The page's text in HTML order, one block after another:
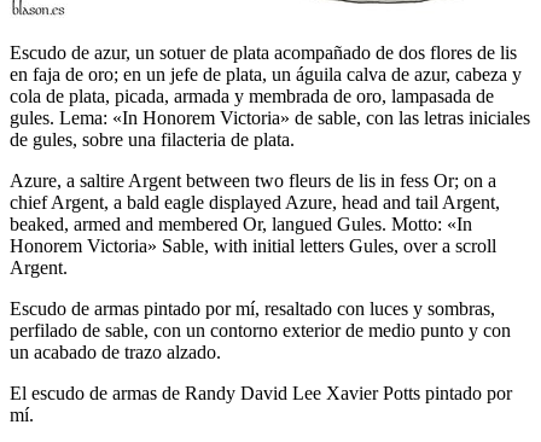
Escudo de azur, un sotuer de plata acompañado de dos flores de lis
en faja de oro; en un jefe de plata, un águila calva de azur, cabeza y
cola de plata, picada, armada y membrada de oro, lampasada de
gules. Lema: «In Honorem Victoria» de sable, con las letras iniciales
de gules, sobre una filacteria de plata.
Azure, a saltire Argent between two fleurs de lis in fess Or; on a
chief Argent, a bald eagle displayed Azure, head and tail Argent,
beaked, armed and membered Or, langued Gules. Motto: «In
Honorem Victoria» Sable, with initial letters Gules, over a scroll
Argent.
Escudo de armas pintado por mí, resaltado con luces y sombras,
perfilado de sable, con un contorno exterior de medio punto y con
un acabado de trazo alzado.
El escudo de armas de Randy David Lee Xavier Potts pintado por
mí.